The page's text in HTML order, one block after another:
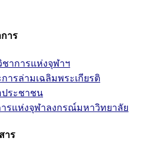
าร
าการแห่งจุฬาฯ
ารล่ามเฉลิมพระเกียรติ
ระชาชน
รแห่งจุฬาลงกรณ์มหาวิทยาลัย
าร